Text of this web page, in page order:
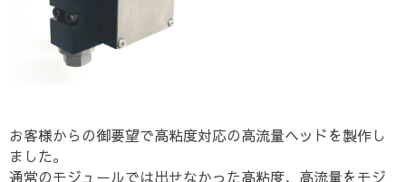
お客様からの御要望で高粘度対応の高流量ヘッドを製作し
ました。
通常のモジュールでは出せなかった高粘度、高流量をモジ